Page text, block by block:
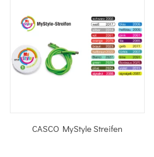
Schnellkauf
CASCO MyStyle Streifen